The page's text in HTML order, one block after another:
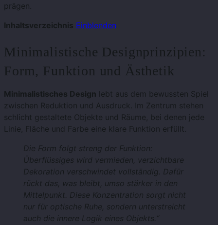
prägen.
Inhaltsverzeichnis Einblenden
Minimalistische Designprinzipien:
Form, Funktion und Ästhetik
Minimalistisches Design lebt aus dem bewussten Spiel
zwischen Reduktion und Ausdruck. Im Zentrum stehen
schlicht gestaltete Objekte und Räume, bei denen jede
Linie, Fläche und Farbe eine klare Funktion erfüllt.
Die Form folgt streng der Funktion:
Überflüssiges wird vermieden, verzichtbare
Dekoration verschwindet vollständig. Dafür
rückt das, was bleibt, umso stärker in den
Mittelpunkt. Diese Konzentration sorgt nicht
nur für optische Ruhe, sondern unterstreicht
auch die innere Logik eines Objekts.“